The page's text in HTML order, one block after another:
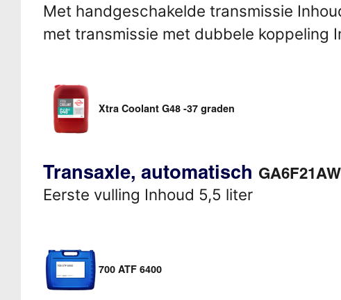
Met handgeschakelde transmissie
met transmissie met dubbele koppeling
Xtra Coolant G48 -37 graden
Transaxle, automatisch
Eerste vulling Inhoud 5,5 liter
700 ATF 6400